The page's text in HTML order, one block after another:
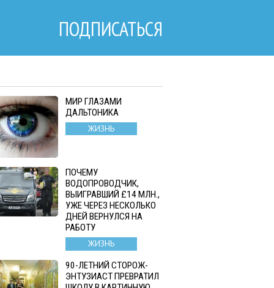
ПОДПИСАТЬСЯ
МИР ГЛАЗАМИ
ДАЛЬТОНИКА
ЖИЗНЬ
ПОЧЕМУ
ВОДОПРОВОДЧИК,
ВЫИГРАВШИЙ £14 МЛН.,
УЖЕ ЧЕРЕЗ НЕСКОЛЬКО
ДНЕЙ ВЕРНУЛСЯ НА
РАБОТУ
ЖИЗНЬ
90-ЛЕТНИЙ СТОРОЖ-
ЭНТУЗИАСТ ПРЕВРАТИЛ